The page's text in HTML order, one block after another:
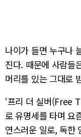
나이가 들면 누구나
진다. 때문에 사람들
머리를 있는 그대로
‘프리 더 실버(Free
로 유명세를 타며 요
연스러운 일로, 독한